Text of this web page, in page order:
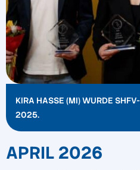
KIRA HASSE (MI) WURDE
025.
APRIL 2026